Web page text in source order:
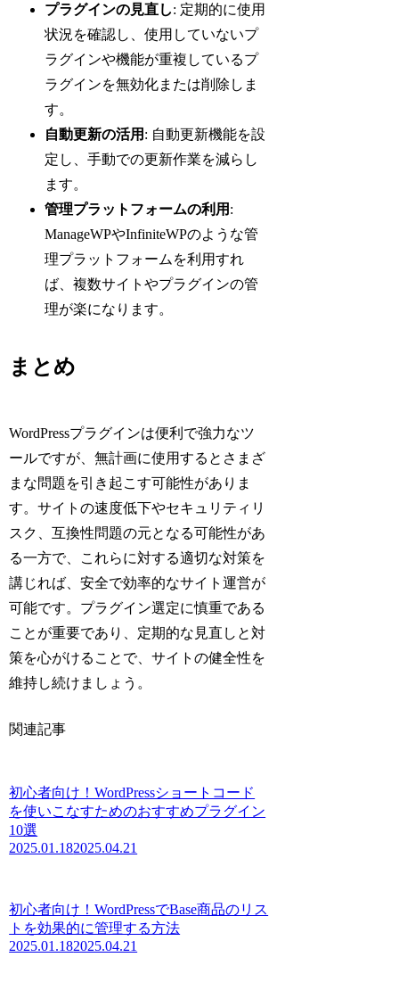
プラグインの見直し: 定期的に使用
状況を確認し、使用していないプ
ラグインや機能が重複しているプ
ラグインを無効化または削除しま
す。
自動更新の活用 : 自動更新機能を設
定し、手動での更新作業を減らし
ます。
管理プラットフォームの利用 :
ManageWPやInfiniteWPのような管
理プラットフォームを利用すれ
ば、複数サイトやプラグインの管
理が楽になります。
まとめ
WordPressプラグインは便利で強力なツ
ールですが、無計画に使用するとさまざ
まな問題を引き起こす可能性がありま
す。サイトの速度低下やセキュリティリ
スク、互換性問題の元となる可能性があ
る一方で、これらに対する適切な対策を
講じれば、安全で効率的なサイト運営が
可能です。プラグイン選定に慎重である
ことが重要であり、定期的な見直しと対
策を心がけることで、サイトの健全性を
維持し続けましょう。
関連記事
初心者向け！WordPressショートコード
を使いこなすためのおすすめプラグイン
10選
2025.01.182025.04.21
初心者向け！WordPressでBase商品のリス
トを効果的に管理する方法
2025.01.182025.04.21